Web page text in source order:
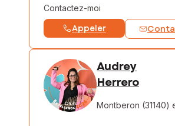
Contactez-moi
Appeler
Audrey
Herrero
Montberon (31140)